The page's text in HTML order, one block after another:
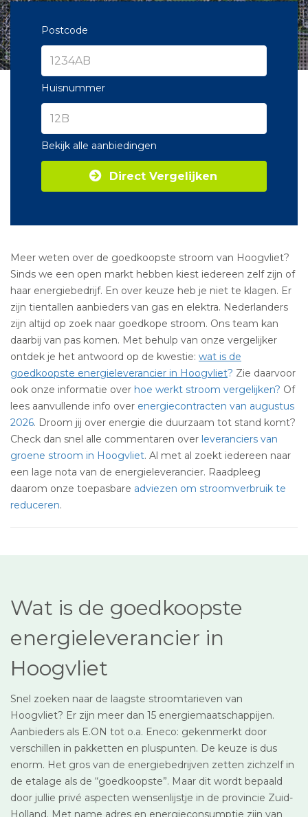
Postcode
Huisnummer
Bekijk alle aanbiedingen
Direct Vergelijken
Meer weten over de goedkoopste stroom van Hoogvliet?
Sinds we een open markt hebben kiest iedereen zelf zijn of
haar energiebedrijf. En over keuze heb je niet te klagen. Er
zijn tientallen aanbieders van gas en elektra. Nederlanders
zijn altijd op zoek naar goedkope stroom. Ons team kan
daarbij van pas komen. Met behulp van onze vergelijker
ontdek je het antwoord op de kwestie: wat is de
goedkoopste energieleverancier in Hoogvliet? Zie daarvoor
ook onze informatie over hoe werkt stroom vergelijken? Of
lees aanvullende info over energiecontracten van augustus
2026. Droom jij over energie die duurzaam tot stand komt?
Check dan snel alle commentaren over leveranciers van
groene stroom in Hoogvliet. Al met al zoekt iedereen naar
een lage nota van de energieleverancier. Raadpleeg
daarom onze toepasbare adviezen om stroomverbruik te
reduceren.
Wat is de goedkoopste
energieleverancier in
Hoogvliet
Snel zoeken naar de laagste stroomtarieven van
Hoogvliet? Er zijn meer dan 15 energiemaatschappijen.
Aanbieders als E.ON tot o.a. Eneco: gekenmerkt door
verschillen in pakketten en pluspunten. De keuze is dus
enorm. Het gros van de energiebedrijven zetten zichzelf in
de etalage als de “goedkoopste”. Maar dit wordt bepaald
door jullie privé aspecten wensenlijstje in de provincie Zuid-
Holland. Met name adres en energieconsumptie zijn van